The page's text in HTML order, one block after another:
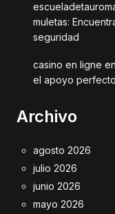
muletas:
seguridad
casino en ligne en
el apoyo
Archivo
agosto 2026
julio 2026
junio 2026
mayo 2026